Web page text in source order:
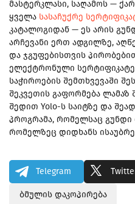
მასტერკლასი, საღამოს —
ყველა სასაჩუქრე
კატალოგიდან — ეს არის
არჩევანი ერთ ადგილზე,
და ჯგუფებისთვის
ელექტრონული
საჭიროების შემთხვევაში
შეკვეთის გაფორმება ლამაზ
შედით Yolo-ს საიტზე და
პროგრამა, რომელსაც გუნდი
რომელზეც დიდხანს
Telegram
ბმულის დაკოპირება